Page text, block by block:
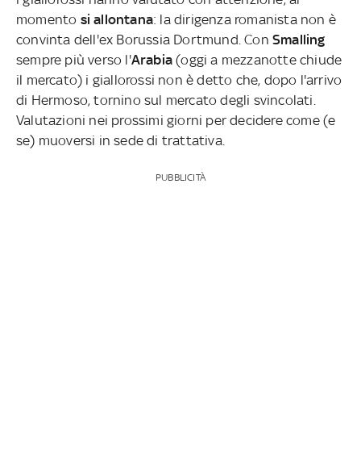
momento si allontana: la dirigenza romanista non è
convinta dell'ex Borussia Dortmund. Con Smalling
sempre più verso l'Arabia (oggi a mezzanotte chiude
il mercato) i giallorossi non è detto che, dopo l'arrivo
di Hermoso, tornino sul mercato degli svincolati.
Valutazioni nei prossimi giorni per decidere come (e
se) muoversi in sede di trattativa.
PUBBLICITÀ